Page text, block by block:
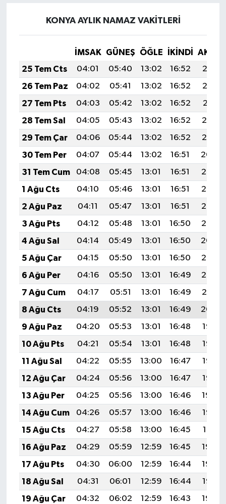
KONYA AYLIK NAMAZ VAKITLERI
İMSAK GÜNEŞ ÖĞLE İKINDI
25 Tem Cts
04:01 05:40 13:02 16:52
20:13
26 Tem Paz
04:02 05:41 13:02 16:52
20:12
27 Tem Pts
04:03 05:42 13:02 16:52
20:11
28 Tem Sal
04:05 05:43 13:02 16:52
20:10
29 Tem Çar
04:06 05:44 13:02 16:52
20:10
30 Tem Per
04:07 05:44 13:02 16:51
20:09
31 Tem Cum
04:08 05:45 13:01 16:51
20:08
1 Ağu Cts
04:10 05:46 13:01 16:51
20:07
2 Ağu Paz
04:11 05:47 13:01 16:51
20:06
3 Ağu Pts
04:12 05:48 13:01 16:50
20:05
4 Ağu Sal
04:14 05:49 13:01 16:50
20:04
5 Ağu Çar
04:15 05:50 13:01 16:50
20:03
6 Ağu Per
04:16 05:50 13:01 16:49
20:02
7 Ağu Cum
04:17 05:51 13:01 16:49
20:01
8 Ağu Cts
04:19 05:52 13:01 16:49
20:00
9 Ağu Paz
04:20 05:53 13:01 16:48
19:58
10 Ağu Pts
04:21 05:54 13:01 16:48
19:57
11 Ağu Sal
04:22 05:55 13:00 16:47
19:56
12 Ağu Çar
04:24 05:56 13:00 16:47
19:55
13 Ağu Per
04:25 05:56 13:00 16:46
19:54
14 Ağu Cum
04:26 05:57 13:00 16:46
19:52
15 Ağu Cts
04:27 05:58 13:00 16:45
19:51
16 Ağu Paz
04:29 05:59 12:59 16:45
19:50
17 Ağu Pts
04:30 06:00 12:59 16:44
19:49
18 Ağu Sal
04:31 06:01 12:59 16:44
19:47
19 Ağu Çar
04:32 06:02 12:59 16:43
19:46